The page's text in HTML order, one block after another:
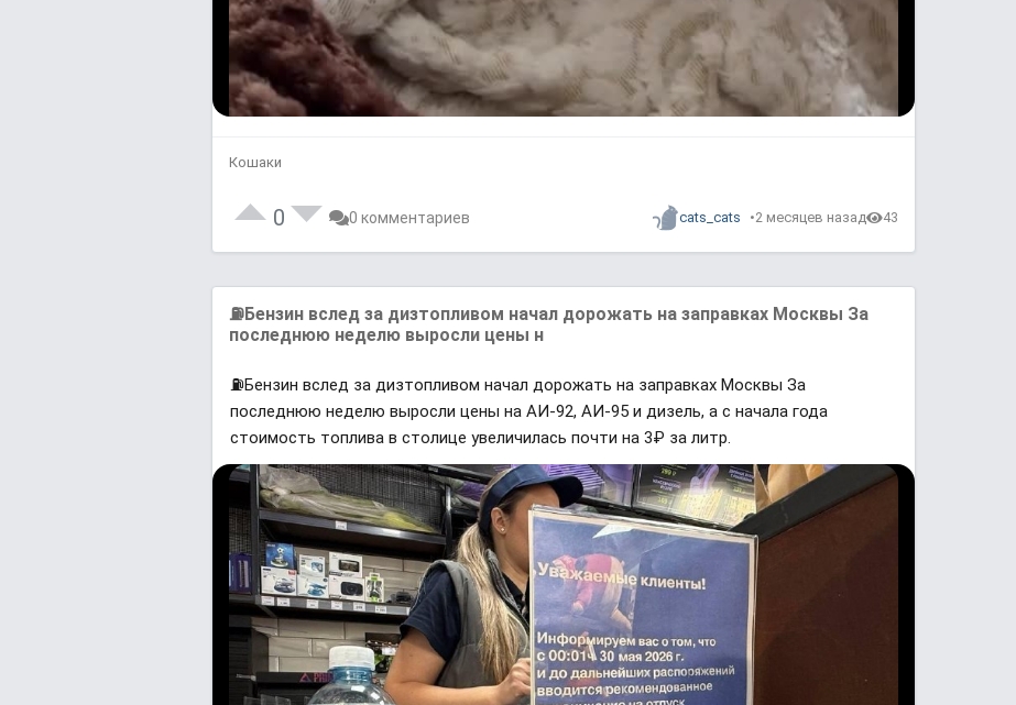
n
m
a
d
a
e
Кошаки
0 0 комментариев cats_cats 2 месяцев назад 43
⛽️Бензин вслед за дизтопливом начал дорожать на заправках Москвы За
последнюю неделю выросли цены н
⛽️Бензин вслед за дизтопливом начал дорожать на заправках Москвы За
последнюю неделю выросли цены на АИ-92, АИ-95 и дизель, а с начала года
стоимость топлива в столице увеличилась почти на 3₽ за литр.